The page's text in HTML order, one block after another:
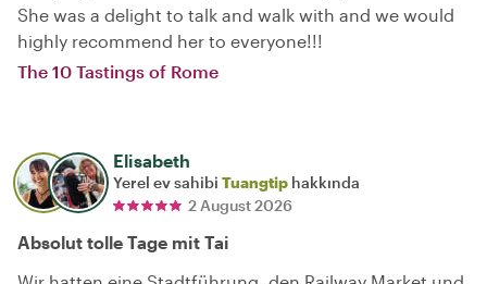
She was a delight to talk and walk with and we would
highly recommend her to everyone!!!
The 10 Tastings of Rome
Elisabeth
Yerel ev sahibi Tuangtip hakkında
2 August 2026
Absolut tolle Tage mit Tai